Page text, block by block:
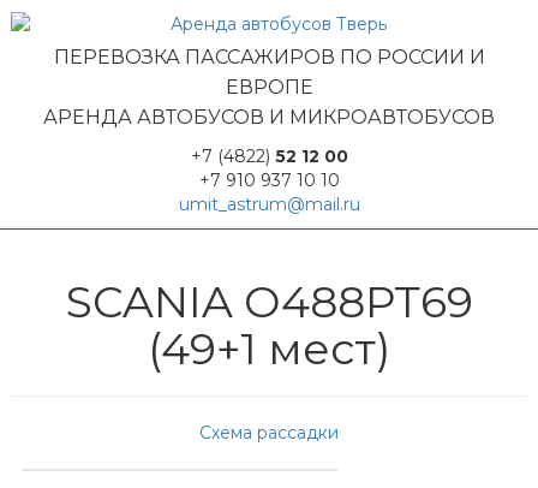
ПЕРЕВОЗКА ПАССАЖИРОВ ПО РОССИИ И
ЕВРОПЕ
АРЕНДА АВТОБУСОВ И МИКРОАВТОБУСОВ
+7 (4822) 52 12 00
+7 910 937 10 10
umit_astrum@mail.ru
SCANIA О488РТ69
(49+1 мест)
Схема рассадки